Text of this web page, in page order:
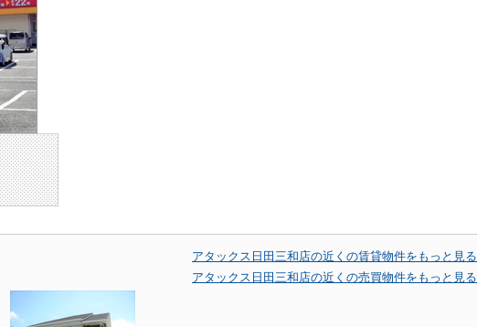
アタックス日田三和店の近くの賃貸物件をもっと見る
アタックス日田三和店の近くの売買物件をもっと見る